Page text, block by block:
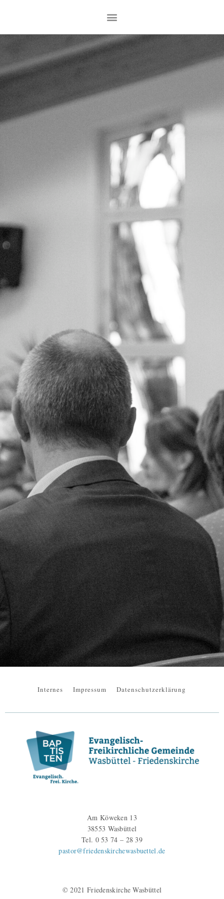
Internes Impressum Datenschutzerklärung
Am Köweken 13
38553 Wasbüttel
Tel. 0 53 74 – 28 39
pastor@friedenskirchewasbuettel.de
© 2021 Friedenskirche Wasbüttel